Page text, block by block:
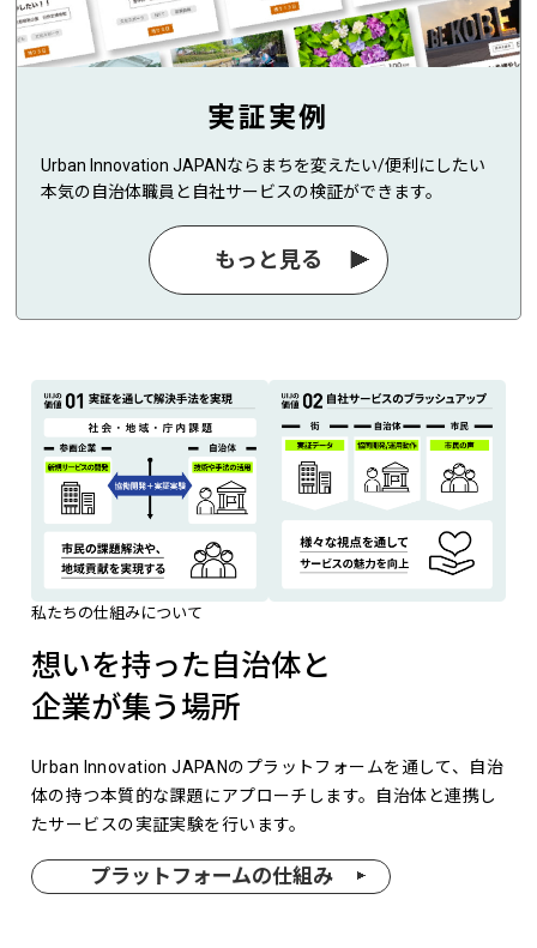
実証実例
Urban Innovation JAPANならまちを変えたい/便利にしたい
本気の自治体職員と自社サービスの検証ができます。
もっと見る
私たちの仕組みについて
想いを持った自治体と
企業が集う場所
Urban Innovation JAPANのプラットフォームを通して、自治
体の持つ本質的な課題にアプローチします。自治体と連携し
たサービスの実証実験を行います。
プラットフォームの仕組み